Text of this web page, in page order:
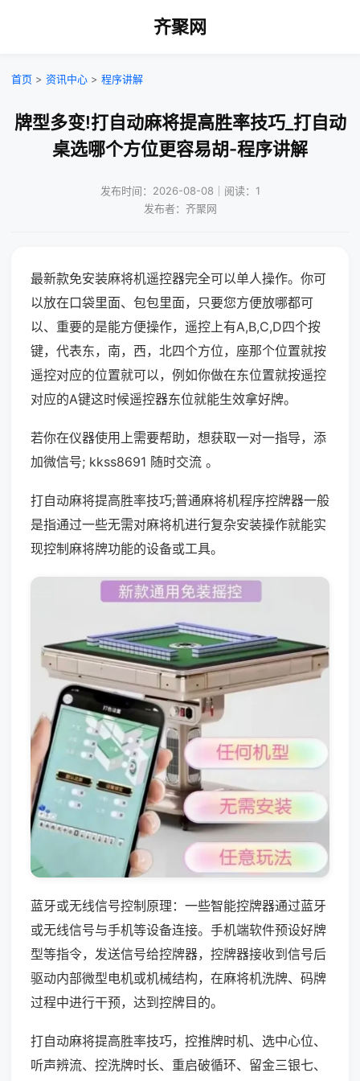
齐聚网
首页 > 资讯中心 > 程序讲解
牌型多变!打自动麻将提高胜率技巧_打自动
桌选哪个方位更容易胡-程序讲解
发布时间：2026-08-08｜阅读：1
发布者：齐聚网
最新款免安装麻将机遥控器完全可以单人操作。你可
以放在口袋里面、包包里面，只要您方便放哪都可
以、重要的是能方便操作，遥控上有A,B,C,D四个按
键，代表东，南，西，北四个方位，座那个位置就按
遥控对应的位置就可以，例如你做在东位置就按遥控
对应的A键这时候遥控器东位就能生效拿好牌。
若你在仪器使用上需要帮助，想获取一对一指导，添
加微信号; kkss8691 随时交流 。
打自动麻将提高胜率技巧;普通麻将机程序控牌器一般
是指通过一些无需对麻将机进行复杂安装操作就能实
现控制麻将牌功能的设备或工具。
蓝牙或无线信号控制原理：一些智能控牌器通过蓝牙
或无线信号与手机等设备连接。手机端软件预设好牌
型等指令，发送信号给控牌器，控牌器接收到信号后
驱动内部微型电机或机械结构，在麻将机洗牌、码牌
过程中进行干预，达到控牌目的。
打自动麻将提高胜率技巧，控推牌时机、选中心位、
听声辨流、控洗牌时长、重启破循环、留金三银七、